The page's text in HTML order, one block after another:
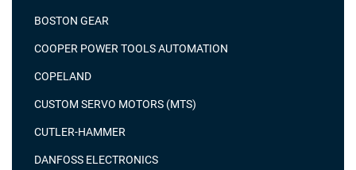
BOSTON GEAR
COOPER POWER TOOLS AUTOMATION
COPELAND
CUSTOM SERVO MOTORS (MTS)
CUTLER-HAMMER
DANFOSS ELECTRONICS